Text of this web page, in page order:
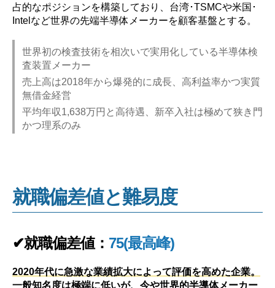
占的なポジションを構築しており、台湾･TSMCや米国･
Intelなど世界の先端半導体メーカーを顧客基盤とする。
世界初の検査技術を相次いで実用化している半導体検
査装置メーカー
売上高は2018年から爆発的に成長、高利益率かつ実質
無借金経営
平均年収1,638万円と高待遇、新卒入社は極めて狭き門
かつ理系のみ
就職偏差値と難易度
✔就職偏差値： 75(最高峰)
2020年代に急激な業績拡大によって評価を高めた企業。
一般知名度は極端に低いが、今や世界的半導体メーカー